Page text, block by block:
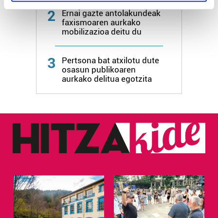
Find out more about how your personal data is processed
and set your preferences in thedetails section
prozesatzen ditugu, zure IP zenbakia, besteak beste,
teknologia erabiliz, cookieak adibidez, iragarki eta eduki
pertsonalizatuak eskaintzeko, iragarkiak eta edukia
neurtzeko, jendeari buruzko informazioa biltzeko eta
Bazkide batzuek ez dizute baimenik eskatzen, eta beren
interes komertzial legitimoetan babesten dira. Ikusi gure
duten interes legitimoa eta horren aurka nola egin
dezakezun ikusteko.
Lortu zure datu pertsonalak prozesatzeko moduari
2
Ernai gazte antolakundeak
faxismoaren aurkako
mobilizazioa deitu du
3
Pertsona bat atxilotu dute
osasun publikoaren
aurkako delitua egotzita